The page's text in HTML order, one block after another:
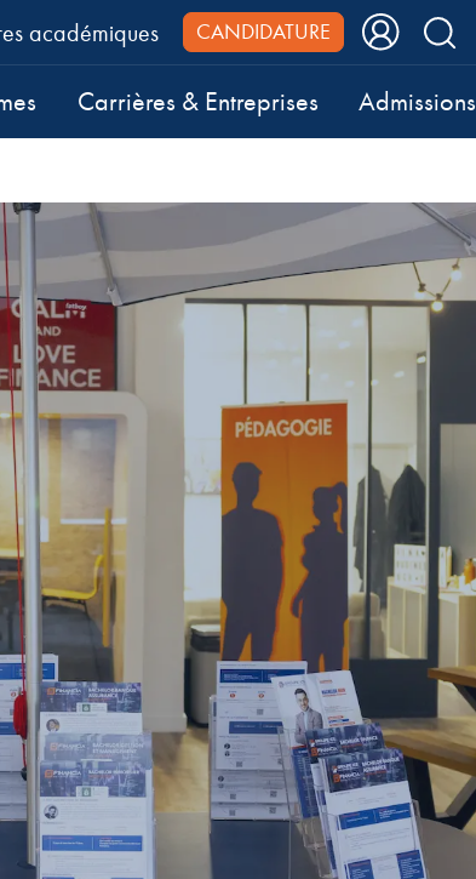
académiques CANDIDATURE
Carrières & Entreprises Admissions